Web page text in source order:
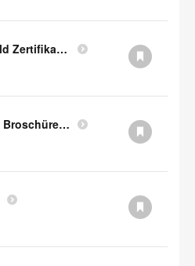
Zubehör SCS IAQ Gold Zertifikat (auf Englisch)
Steelcase + GoBright Broschüre (auf englisch)